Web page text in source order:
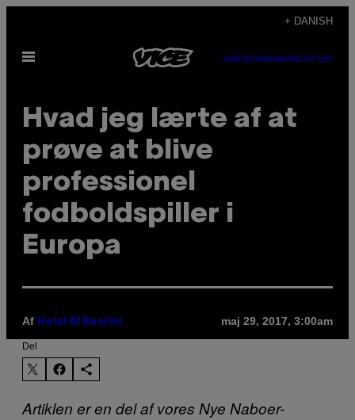
indhold
+ DANISH
Åbn
SUBSCRIBENEWSLETTER
Hvad jeg lærte af at
prøve at blive
professionel
fodboldspiller i
Europa
Af Helal Al Baarini maj 29, 2017, 3:00am
Del
Artiklen er en del af vores Nye Naboer-